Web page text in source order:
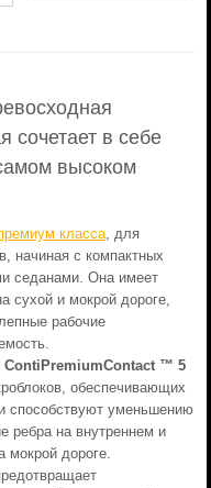
сочетает в себе
высоком
класса, для
начиная с компактных
седанами. Она имеет
сухой и мокрой дороге,
рабочие
ContiPremiumContact ™ 5
обеспечивающих
способствуют уменьшению
ребра на внутреннем и
мокрой дороге.